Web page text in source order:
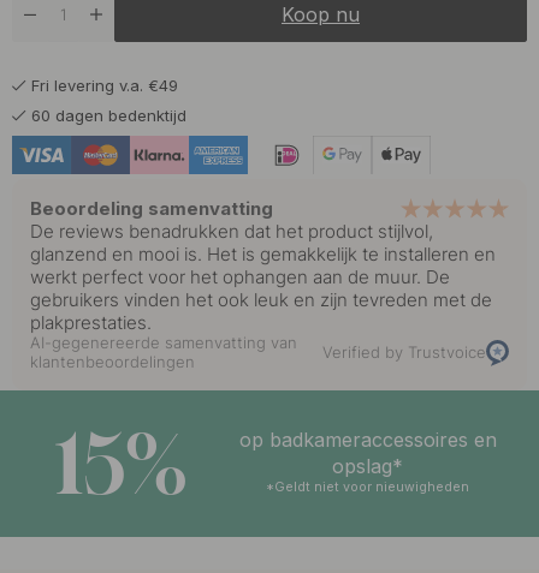
Op voorraad
Mat Zwart
Koop nu
Fri levering v.a. €49
60 dagen bedenktijd
Beoordeling samenvatting
De reviews benadrukken dat het product stijlvol,
glanzend en mooi is. Het is gemakkelijk te installeren en
werkt perfect voor het ophangen aan de muur. De
gebruikers vinden het ook leuk en zijn tevreden met de
plakprestaties.
AI-gegenereerde samenvatting van
klantenbeoordelingen
Verified by Trustvoice
15%
op badkameraccessoires en
opslag*
*Geldt niet voor nieuwigheden